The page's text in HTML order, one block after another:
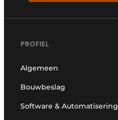
PROFIEL
Algemeen
Bouwbeslag
Software & Automatisering